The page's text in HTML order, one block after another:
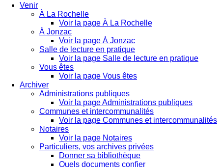
Venir
À La Rochelle
Voir la page À La Rochelle
À Jonzac
Voir la page À Jonzac
Salle de lecture en pratique
Voir la page Salle de lecture en pratique
Vous êtes
Voir la page Vous êtes
Archiver
Administrations publiques
Voir la page Administrations publiques
Communes et intercommunalités
Voir la page Communes et intercommunalités
Notaires
Voir la page Notaires
Particuliers, vos archives privées
Donner sa bibliothèque
Quels documents confier